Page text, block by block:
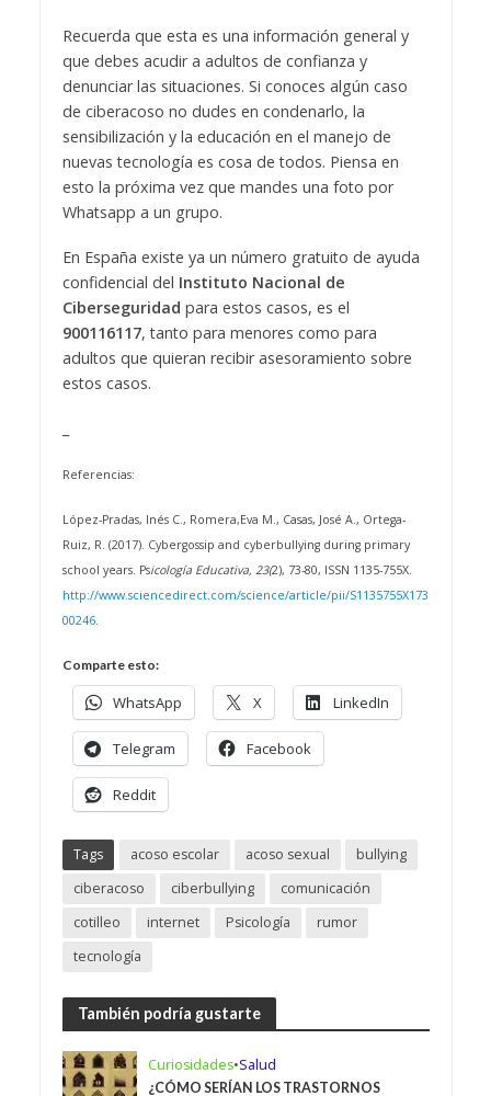
Recuerda que esta es una información general y
que debes acudir a adultos de confianza y
denunciar las situaciones. Si conoces algún caso
de ciberacoso no dudes en condenarlo, la
sensibilización y la educación en el manejo de
nuevas tecnología es cosa de todos. Piensa en
esto la próxima vez que mandes una foto por
Whatsapp a un grupo.
En España existe ya un número gratuito de ayuda
confidencial del Instituto Nacional de
Ciberseguridad para estos casos, es el
900116117, tanto para menores como para
adultos que quieran recibir asesoramiento sobre
estos casos.
Referencias:
López-Pradas, Inés C., Romera,Eva M., Casas, José A., Ortega-
Ruiz, R. (2017). Cybergossip and cyberbullying during primary
school years. Psicología Educativa, 23(2), 73-80, ISSN 1135-755X.
http://www.sciencedirect.com/science/article/pii/S1135755X173
00246.
Comparte esto:
WhatsApp X LinkedIn
Telegram Facebook
Reddit
Tags acoso escolar acoso sexual
bullying
ciberacoso
ciberbullying
comunicación
cotilleo
internet Psicología
rumor
tecnología
También podría gustarte
Curiosidades•Salud
¿CÓMO SERÍAN LOS TRASTORNOS